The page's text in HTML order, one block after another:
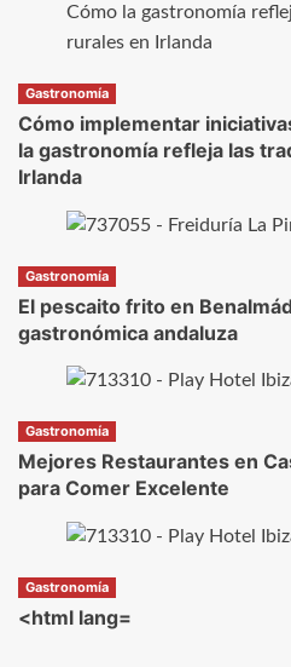
Gastronomía
Cómo implementar
la gastronomía refleja las
Irlanda
Gastronomía
El pescaito frito en
gastronómica andaluza
Gastronomía
Mejores Restaurantes en
para Comer Excelente
Gastronomía
<html lang=